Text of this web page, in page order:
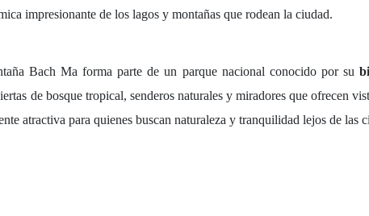
impresionante de los lagos y montañas que rodean la ciudad.
Bach Ma forma parte de un parque nacional conocido por su
de bosque tropical, senderos naturales y miradores que ofrecen
atractiva para quienes buscan naturaleza y tranquilidad lejos de las